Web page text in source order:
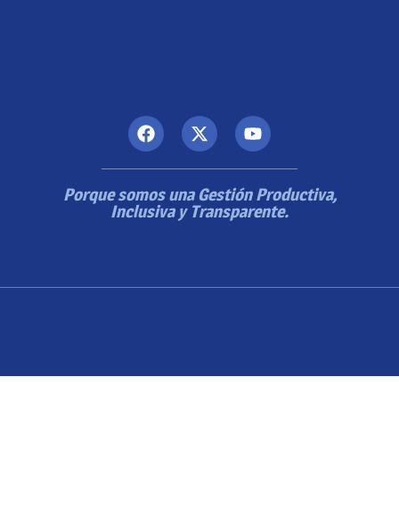
Porque somos una Gestión Productiva,
Inclusiva y Transparente.